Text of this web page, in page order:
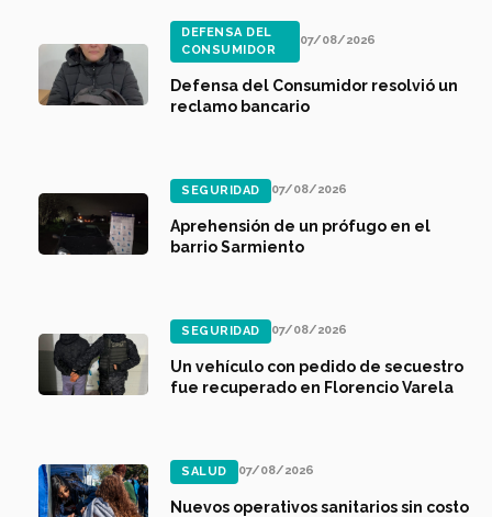
DEFENSA DEL
CONSUMIDOR
07/08/2026
Defensa del Consumidor resolvió un
reclamo bancario
SEGURIDAD 07/08/2026
Aprehensión de un prófugo en el
barrio Sarmiento
SEGURIDAD 07/08/2026
Un vehículo con pedido de secuestro
fue recuperado en Florencio Varela
SALUD 07/08/2026
Nuevos operativos sanitarios sin costo